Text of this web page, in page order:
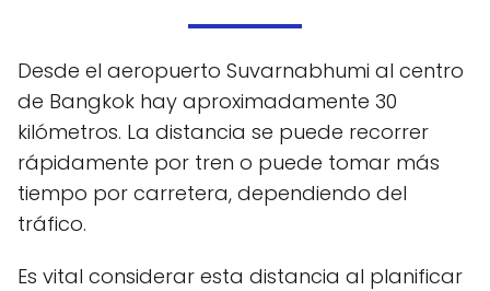
Desde el aeropuerto Suvarnabhumi al centro
de Bangkok hay aproximadamente 30
kilómetros. La distancia se puede recorrer
rápidamente por tren o puede tomar más
tiempo por carretera, dependiendo del
tráfico.
Es vital considerar esta distancia al planificar